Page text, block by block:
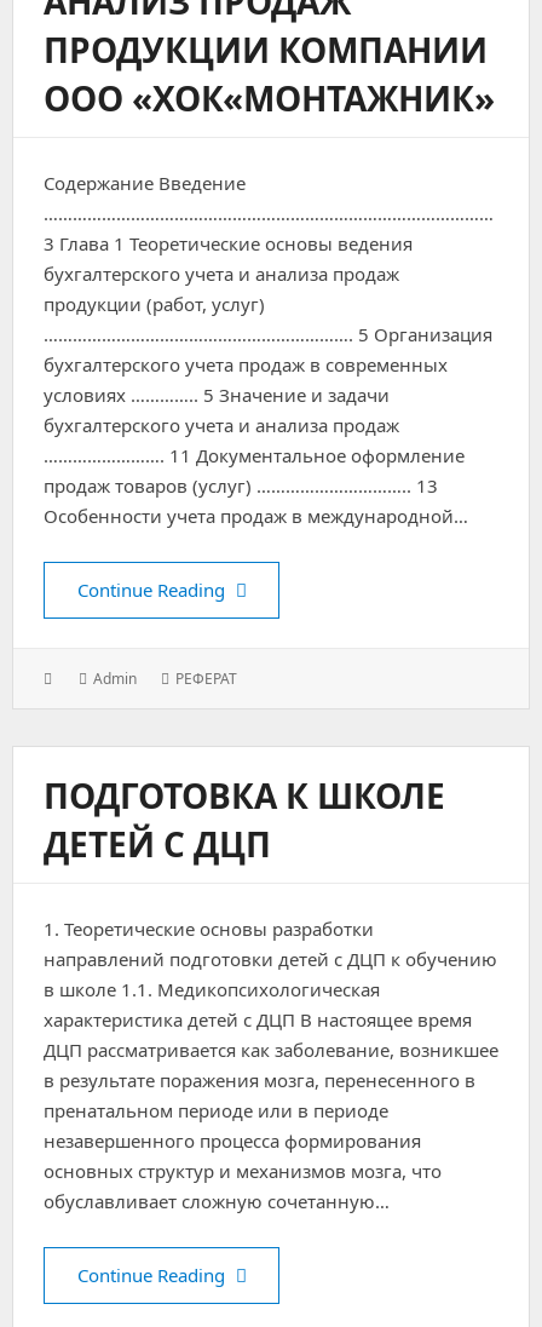
ПРОДУКЦИИ КОМПАНИИ
ООО «ХОК«МОНТАЖНИК»
Содержание Введение
…………………………………………………………………………………
3 Глава 1 Теоретические основы ведения
бухгалтерского учета и анализа продаж
продукции (работ, услуг)
………………………………………………………. 5 Организация
бухгалтерского учета продаж в современных
условиях ………….. 5 Значение и задачи
бухгалтерского учета и анализа продаж
……………………. 11 Документальное оформление
продаж товаров (услуг) ………………………….. 13
Особенности учета продаж в международной…
Continue Reading Бухгалтерский учет и анализ
PostedAuthor:
Admin Categories:
РЕФЕРАТ
ПОДГОТОВКА К ШКОЛЕ
ДЕТЕЙ С ДЦП
1. Теоретические основы разработки
направлений подготовки детей с ДЦП к обучению
в школе 1.1. Медикопсихологическая
характеристика детей с ДЦП В настоящее время
ДЦП рассматривается как заболевание, возникшее
в результате поражения мозга, перенесенного в
пренатальном периоде или в периоде
незавершенного процесса формирования
основных структур и механизмов мозга, что
обуславливает сложную сочетанную…
Continue Reading Подготовка к школе детей с ДЦП